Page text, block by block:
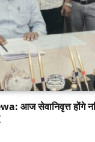
आज सेवानिवृत्त होंगे